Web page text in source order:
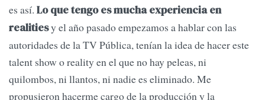
es así. Lo que tengo es mucha experiencia en
realitiesy el año pasado empezamos a hablar con las
autoridades de la TV Pública, tenían la idea de hacer este
talent show o reality en el que no hay peleas, ni
quilombos, ni llantos, ni nadie es eliminado. Me
propusieron hacerme cargo de la producción y la